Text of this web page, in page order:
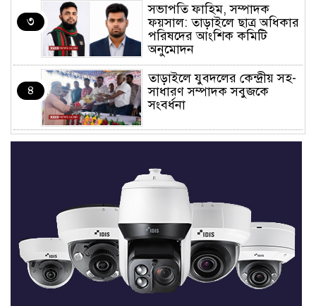
৩
সভাপতি ফাহিম, সম্পাদক
ফয়সাল: তাড়াইলে ছাত্র অধিকার
পরিষদের আংশিক কমিটি
অনুমোদন
৪
তাড়াইলে যুবদলের কেন্দ্রীয় সহ-
সাধারণ সম্পাদক সবুজকে
সংবর্ধনা
৪ মন্ত্রণালয়ে নতুন সচিব নিয়োগ,
শেখ হাসিনার সঙ্গে পালানোর
ফ্লাইট কীভাবে মিস করেছিলেন
সালমান এফ রহমান
৭
ভাত রান্নার সময় নরম হয়ে গেলে
কী করবেন